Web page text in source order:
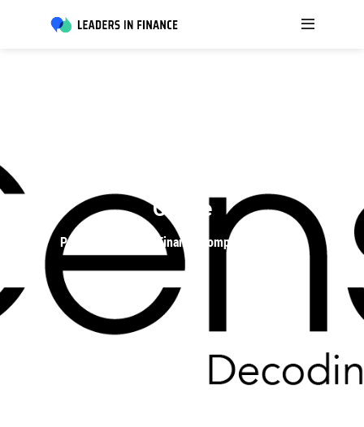
Cense
Partner Leaders in Finance Compliance Podcast